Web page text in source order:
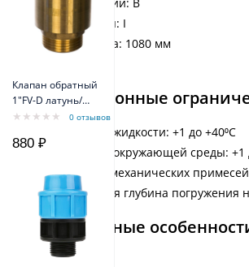
Клапан обратный
1"FV-D латунь/
внеш резьба0 отзывов
880 ₽
Класс защиты: I
Высота насоса: 1080 мм
Эксплуатационные
Температура жидкости: +1 до +40⁰С
Температура окружающей среды: +1
Содержание механических
Максимальная глубина погружения
Конструктивные
материалы